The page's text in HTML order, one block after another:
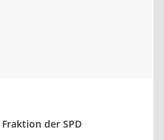
Fraktion der SPD